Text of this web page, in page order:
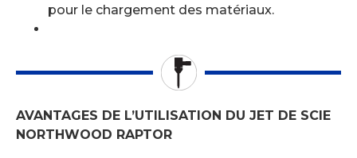
pour le chargement des matériaux.
AVANTAGES DE L’UTILISATION DU JET DE SCIE
NORTHWOOD RAPTOR